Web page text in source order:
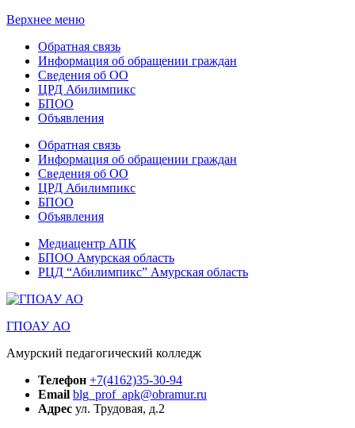
Верхнее меню
Обратная связь
Информация об обращении граждан
Сведения об ОО
ЦРД Абилимпикс
БПОО
Объявления
Обратная связь
Информация об обращении граждан
Сведения об ОО
ЦРД Абилимпикс
БПОО
Объявления
Медиацентр АПК
БПОО Амурская область
РЦД “Абилимпикс” Амурская область
ГПОАУ АО
Амурский педагогический колледж
Телефон +7(4162)35-30-94
Email blg_prof_apk@obramur.ru
Адрес ул. Трудовая, д.2